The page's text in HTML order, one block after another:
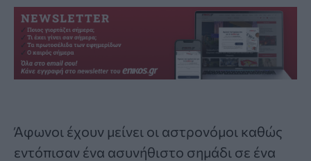
Άφωνοι έχουν μείνει οι αστρονόμοι καθώς
εντόπισαν ένα ασυνήθιστο σημάδι σε ένα